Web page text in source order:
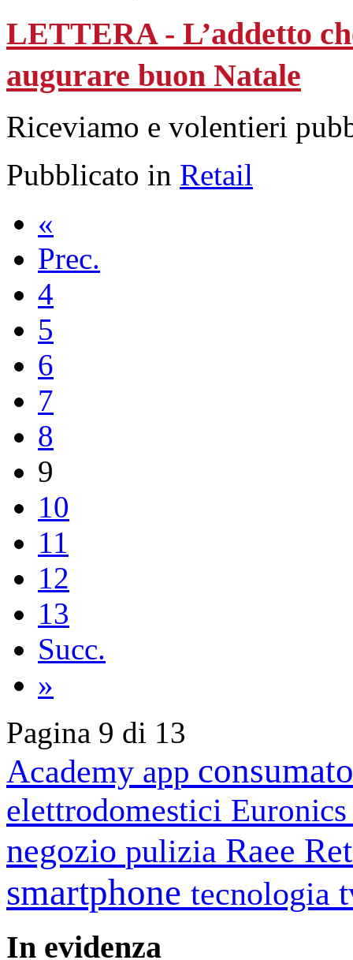
LETTERA - L’addetto
augurare buon Natale
Riceviamo e volentieri
Pubblicato in Retail
«
Prec.
4
5
6
7
8
9
10
11
12
13
Succ.
»
Pagina 9 di 13
Academy app
elettrodomestici
negozio pulizia Raee
smartphone tecnologia
In evidenza